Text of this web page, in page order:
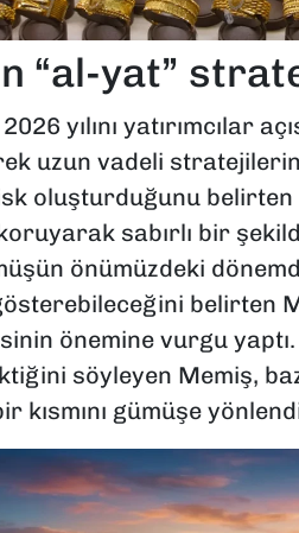
“al-yat”
yılını yatırımcılar
uzun vadeli
oluşturduğunu belirten
sabırlı bir
önümüzdeki
belirten
önemine vurgu
söyleyen Memiş,
kısmını gümüşe